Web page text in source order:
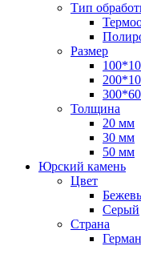
Тип
Размер
Толщина
20 мм
30 мм
50 мм
Юрский камень
Цвет
Серый
Страна